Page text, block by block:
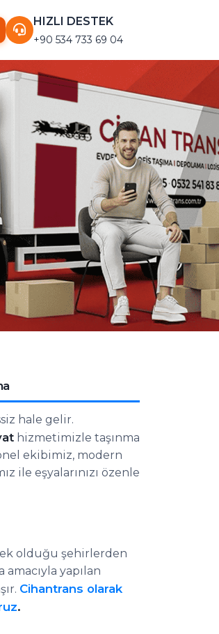
HIZLI DESTEK
+90 534 733 69 04
hale gelir.
hizmetimizle taşınma
ekibimiz, modern
ile eşyalarınızı özenle
olduğu şehirlerden
yapılan
Cihantrans olarak
.